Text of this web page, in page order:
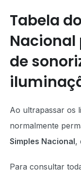
Tabela
de
Ao ultrapassar os
normalmente
Simples Nacional,
Para consultar